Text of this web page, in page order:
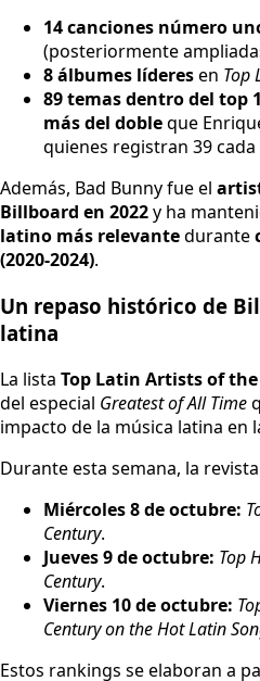
14 canciones número
(posteriormente
8 álbumes líderesen Top
89 temas dentro del top
más del dobleque
quienes registran 39 cada
Además, Bad Bunny fue el
Billboard en 2022y ha
latino más relevantedurante
(2020-2024).
Un repaso histórico de
latina
La lista Top Latin Artists of
del especial Greatest of All Time
impacto de la música latina en
Durante esta semana, la
Miércoles 8 de octubre:
Century.
Jueves 9 de octubre: Top
Century.
Viernes 10 de octubre:
Century on the Hot Latin
Estos rankings se elaboran a